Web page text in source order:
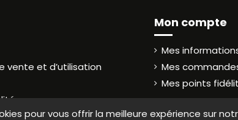
vente et d’utilisation
Mon compte
Mes
Mes
Mes points
pour vous offrir la meilleure expérience sur